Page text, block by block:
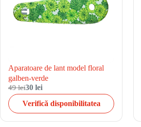
Aparatoare de lant model floral
galben-verde
49 lei30 lei
Verifică disponibilitatea